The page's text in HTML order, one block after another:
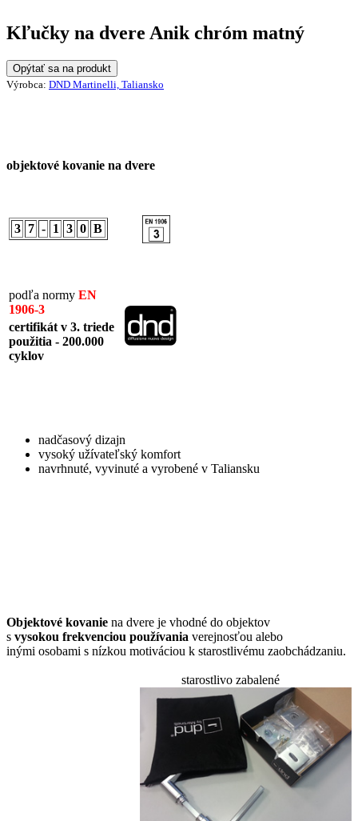
Kľučky na dvere Anik chróm matný
Opýtať sa na produkt
Výrobca: DND Martinelli, Taliansko
objektové kovanie na dvere
3 7 - 1 3 0 B
podľa normy EN
1906-3
certifikát v 3. triede
použitia - 200.000
cyklov
nadčasový dizajn
vysoký užívateľský komfort
navrhnuté, vyvinuté a vyrobené v Taliansku
Objektové kovanie na dvere je vhodné do objektov
s vysokou frekvenciou používania verejnosťou alebo
inými osobami s nízkou motiváciou k starostlivému zaobchádzaniu.
starostlivo zabalené